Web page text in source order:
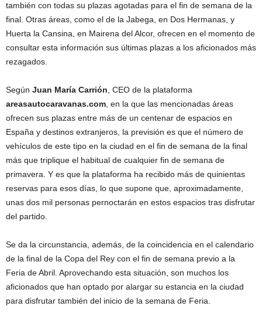
también con todas su plazas agotadas para el fin de semana de la
final. Otras áreas, como el de la Jabega, en Dos Hermanas, y
Huerta la Cansina, en Mairena del Alcor, ofrecen en el momento de
consultar esta información sus últimas plazas a los aficionados más
rezagados.
Según Juan María Carrión, CEO de la plataforma
areasautocaravanas.com, en la que las mencionadas áreas
ofrecen sus plazas entre más de un centenar de espacios en
España y destinos extranjeros, la previsión es que el número de
vehículos de este tipo en la ciudad en el fin de semana de la final
más que triplique el habitual de cualquier fin de semana de
primavera. Y es que la plataforma ha recibido más de quinientas
reservas para esos días, lo que supone que, aproximadamente,
unas dos mil personas pernoctarán en estos espacios tras disfrutar
del partido.
Se da la circunstancia, además, de la coincidencia en el calendario
de la final de la Copa del Rey con el fin de semana previo a la
Feria de Abril. Aprovechando esta situación, son muchos los
aficionados que han optado por alargar su estancia en la ciudad
para disfrutar también del inicio de la semana de Feria.